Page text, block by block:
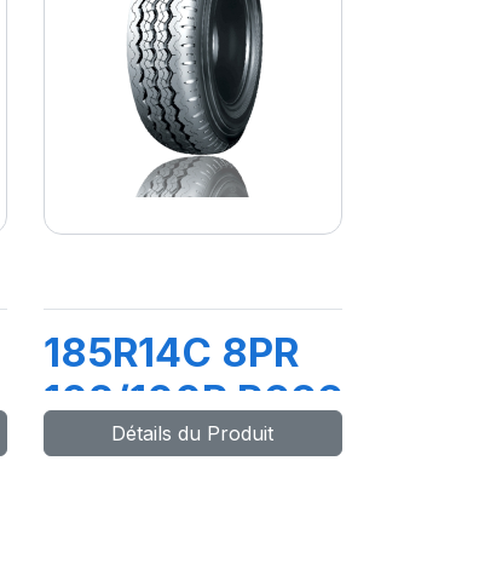
185R14C 8PR
102/100R R666
Détails du Produit